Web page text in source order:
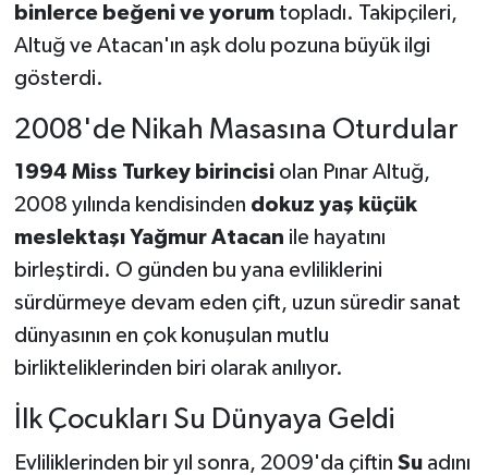
binlerce beğeni ve yorumtopladı. Takipçileri,
Altuğ ve Atacan'ın aşk dolu pozuna büyük ilgi
gösterdi.
2008'de Nikah Masasına Oturdular
1994 Miss Turkey birincisiolan Pınar Altuğ,
2008 yılında kendisinden dokuz yaş küçük
meslektaşı Yağmur Atacan ile hayatını
birleştirdi. O günden bu yana evliliklerini
sürdürmeye devam eden çift, uzun süredir sanat
dünyasının en çok konuşulan mutlu
birlikteliklerinden biri olarak anılıyor.
İlk Çocukları Su Dünyaya Geldi
Evliliklerinden bir yıl sonra, 2009'da çiftin Suadını